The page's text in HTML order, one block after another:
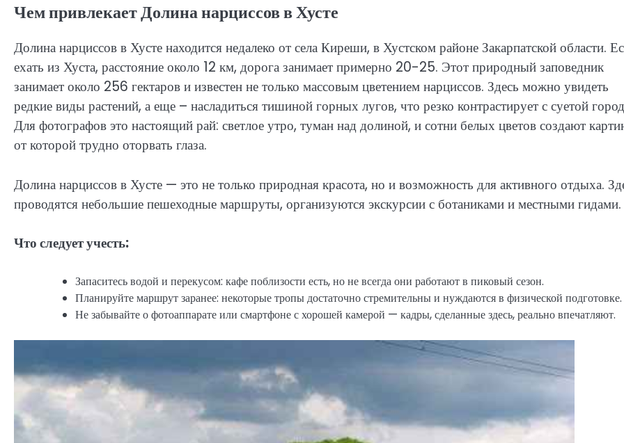
Чем привлекает Долина нарциссов в Хусте
Долина нарциссов в Хусте находится недалеко от села Киреши, в Хустском районе Закарпатской области.
ехать из Хуста, расстояние около 12 км, дорога занимает примерно 20-25. Этот природный заповедник
занимает около 256 гектаров и известен не только массовым цветением нарциссов. Здесь можно увидеть
редкие виды растений, а еще – насладиться тишиной горных лугов, что резко контрастирует с суетой
Для фотографов это настоящий рай: светлое утро, туман над долиной, и сотни белых цветов создают
от которой трудно оторвать глаза.
Долина нарциссов в Хусте — это не только природная красота, но и возможность для активного отдыха.
проводятся небольшие пешеходные маршруты, организуются экскурсии с ботаниками и местными гидами.
Что следует учесть:
Запаситесь водой и перекусом: кафе поблизости есть, но не всегда они работают в пиковый сезон.
Планируйте маршрут заранее: некоторые тропы достаточно стремительны и нуждаются в физической подготовке.
Не забывайте о фотоаппарате или смартфоне с хорошей камерой — кадры, сделанные здесь, реально впечатляют.